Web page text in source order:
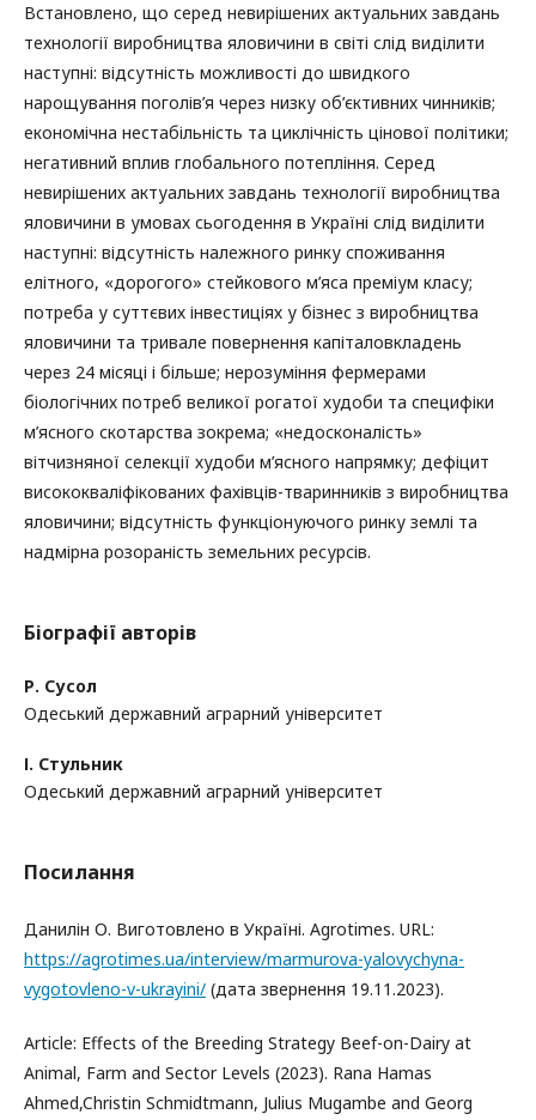
Встановлено, що серед невирішених актуальних завдань
технології виробництва яловичини в світі слід виділити
наступні: відсутність можливості до швидкого
нарощування поголів’я через низку об’єктивних чинників;
економічна нестабільність та циклічність цінової політики;
негативний вплив глобального потепління. Серед
невирішених актуальних завдань технології виробництва
яловичини в умовах сьогодення в Україні слід виділити
наступні: відсутність належного ринку споживання
елітного, «дорогого» стейкового м’яса преміум класу;
потреба у суттєвих інвестиціях у бізнес з виробництва
яловичини та тривале повернення капіталовкладень
через 24 місяці і більше; нерозуміння фермерами
біологічних потреб великої рогатої худоби та специфіки
м’ясного скотарства зокрема; «недосконалість»
вітчизняної селекції худоби м’ясного напрямку; дефіцит
висококваліфікованих фахівців-тваринників з виробництва
яловичини; відсутність функціонуючого ринку землі та
надмірна розораність земельних ресурсів.
Біографії авторів
Р. Сусол
Одеський державний аграрний університет
І. Стульник
Одеський державний аграрний університет
Посилання
Данилін О. Виготовлено в Україні. Agrotimes. URL:
https://agrotimes.ua/interview/marmurova-yalovychyna-
vygotovleno-v-ukrayini/ (дата звернення 19.11.2023).
Article: Effects of the Breeding Strategy Beef-on-Dairy at
Animal, Farm and Sector Levels (2023). Rana Hamas
Ahmed,Christin Schmidtmann, Julius Mugambe and Georg